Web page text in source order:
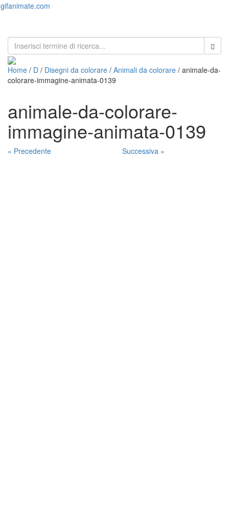
gifanimate.com
Home / D / Disegni da colorare / Animali da colorare / animale-da-
colorare-immagine-animata-0139
animale-da-colorare-
immagine-animata-0139
« Precedente Successiva »